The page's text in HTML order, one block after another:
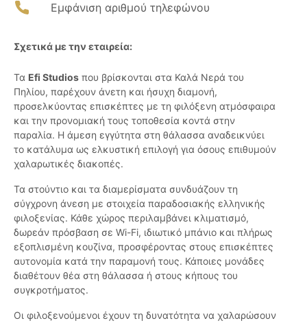
Εμφάνιση αριθμού τηλεφώνου
Σχετικά με την εταιρεία:
Τα Efi Studios που βρίσκονται στα Καλά Νερά του
Πηλίου, παρέχουν άνετη και ήσυχη διαμονή,
προσελκύοντας επισκέπτες με τη φιλόξενη ατμόσφαιρα
και την προνομιακή τους τοποθεσία κοντά στην
παραλία. Η άμεση εγγύτητα στη θάλασσα αναδεικνύει
το κατάλυμα ως ελκυστική επιλογή για όσους επιθυμούν
χαλαρωτικές διακοπές.
Τα στούντιο και τα διαμερίσματα συνδυάζουν τη
σύγχρονη άνεση με στοιχεία παραδοσιακής ελληνικής
φιλοξενίας. Κάθε χώρος περιλαμβάνει κλιματισμό,
δωρεάν πρόσβαση σε Wi-Fi, ιδιωτικό μπάνιο και πλήρως
εξοπλισμένη κουζίνα, προσφέροντας στους επισκέπτες
αυτονομία κατά την παραμονή τους. Κάποιες μονάδες
διαθέτουν θέα στη θάλασσα ή στους κήπους του
συγκροτήματος.
Οι φιλοξενούμενοι έχουν τη δυνατότητα να χαλαρώσουν